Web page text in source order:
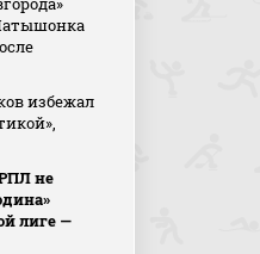
избежал
не
лиге —